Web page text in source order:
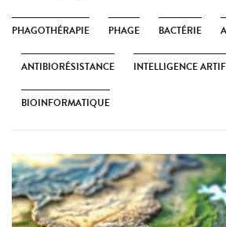
PHAGOTHÉRAPIE PHAGE BACTÉRIE
ANTIBIORÉSISTANCE INTELLIGENCE
BIOINFORMATIQUE